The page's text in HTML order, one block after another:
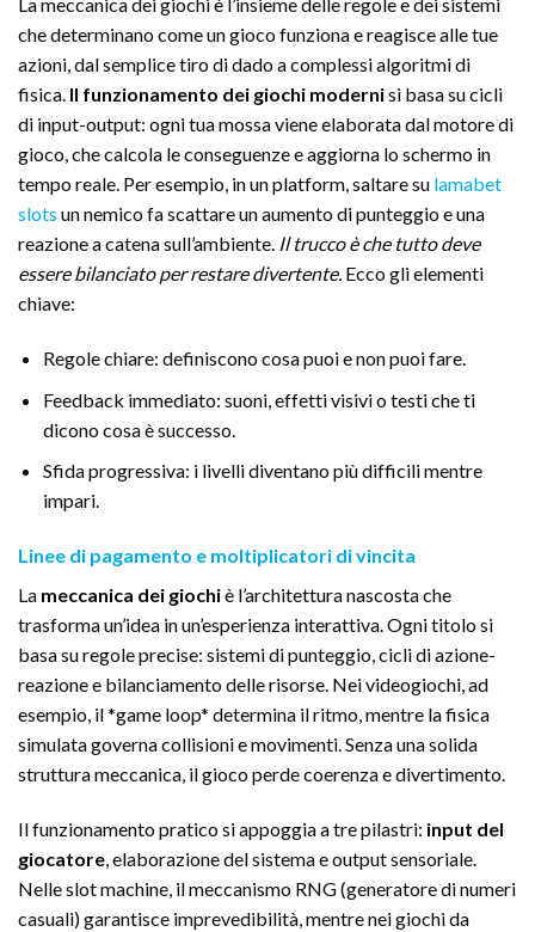
che determinano come un gioco funziona e reagisce alle tue
azioni, dal semplice tiro di dado a complessi algoritmi di
fisica. Il funzionamento dei giochi modernisi basa su cicli
di input-output: ogni tua mossa viene elaborata dal motore di
gioco, che calcola le conseguenze e aggiorna lo schermo in
tempo reale. Per esempio, in un platform, saltare su lamabet
slots un nemico fa scattare un aumento di punteggio e una
reazione a catena sull’ambiente. Il trucco è che tutto deve
essere bilanciato per restare divertente. Ecco gli elementi
chiave:
Regole chiare: definiscono cosa puoi e non puoi fare.
Feedback immediato: suoni, effetti visivi o testi che ti
dicono cosa è successo.
Sfida progressiva: i livelli diventano più difficili mentre
impari.
Linee di pagamento e moltiplicatori di vincita
La meccanica dei giochiè l’architettura nascosta che
trasforma un’idea in un’esperienza interattiva. Ogni titolo si
basa su regole precise: sistemi di punteggio, cicli di azione-
reazione e bilanciamento delle risorse. Nei videogiochi, ad
esempio, il *game loop* determina il ritmo, mentre la fisica
simulata governa collisioni e movimenti. Senza una solida
struttura meccanica, il gioco perde coerenza e divertimento.
Il funzionamento pratico si appoggia a tre pilastri: input del
giocatore , elaborazione del sistema e output sensoriale.
Nelle slot machine, il meccanismo RNG (generatore di numeri
casuali) garantisce imprevedibilità, mentre nei giochi da